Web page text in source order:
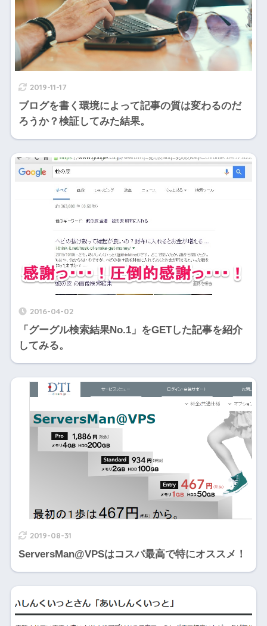
2019-11-17
ブログを書く環境によって記事の質は変わるのだ
ろうか？検証してみた結果。
2016-04-02
「グーグル検索結果No.1」をGETした記事を紹介
してみる。
2019-08-31
ServersMan@VPSはコスパ最高で特にオススメ！